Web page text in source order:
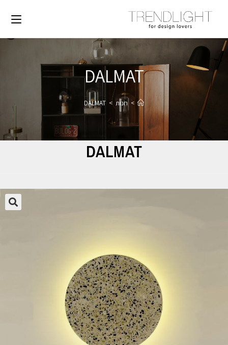
DALMAT
> חנות >
DALMAT
DALMAT